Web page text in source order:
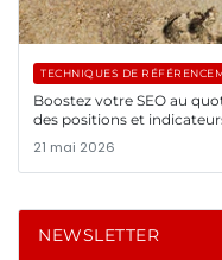
TECHNIQUES DE
Boostez votre SEO au
des positions et
21 mai 2026
NEWSLETTER